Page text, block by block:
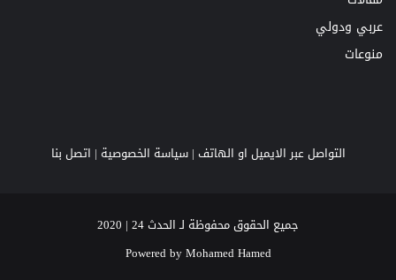
عربي ودولي
منوعات
التواصل عبر الايميل او الهاتف |سياسة الخصوصية | اتصل بنا
جميع الحقوق محفوظة لـ الحدث 24 | 2020
Powered byMohamed Hamed